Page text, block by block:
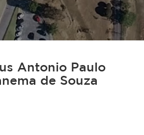
Antonio Paulo
de Souza